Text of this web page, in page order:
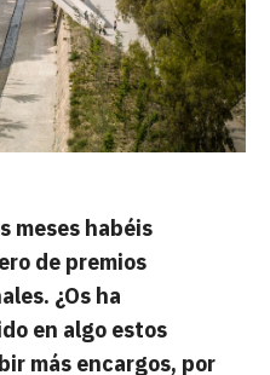
meses habéis
de premios
¿Os ha
en algo estos
más encargos, por